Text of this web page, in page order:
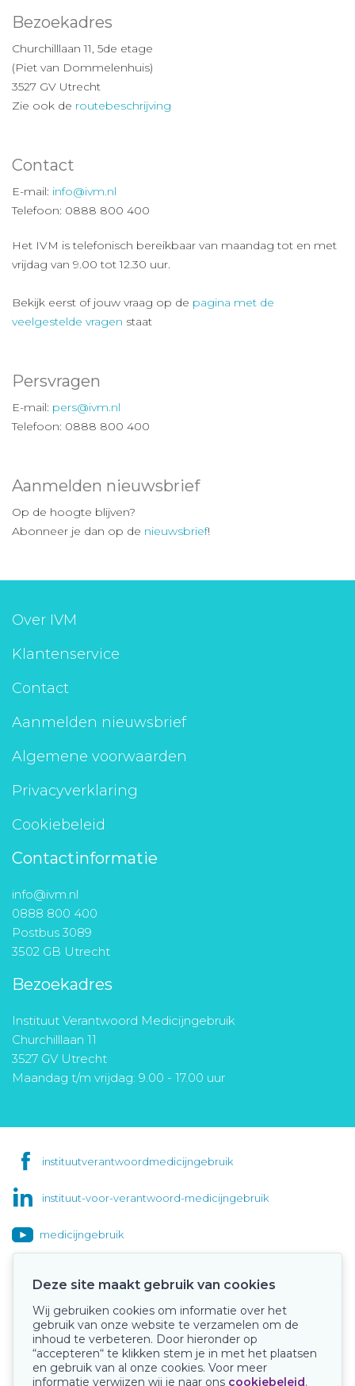
Bezoekadres
Churchilllaan 11, 5de etage
(Piet van Dommelenhuis)
3527 GV Utrecht
Zie ook de routebeschrijving
Contact
E-mail: info@ivm.nl
Telefoon: 0888 800 400
Het IVM is telefonisch bereikbaar van maandag tot en met
vrijdag van 9.00 tot 12.30 uur.
Bekijk eerst of jouw vraag op de pagina met de
veelgestelde vragen staat
Persvragen
E-mail: pers@ivm.nl
Telefoon: 0888 800 400
Aanmelden nieuwsbrief
Op de hoogte blijven?
Abonneer je dan op de nieuwsbrief!
Over IVM
Klantenservice
Contact
Aanmelden nieuwsbrief
Algemene voorwaarden
Privacyverklaring
Cookiebeleid
Contactinformatie
info@ivm.nl
0888 800 400
Postbus 3089
3502 GB Utrecht
Bezoekadres
Instituut Verantwoord Medicijngebruik
Churchilllaan 11
3527 GV Utrecht
Maandag t/m vrijdag: 9.00 - 17.00 uur
instituutverantwoordmedicijngebruik
instituut-voor-verantwoord-medicijngebruik
medicijngebruik
Onze keurmerken
Deze site maakt gebruik van cookies
Wij gebruiken cookies om informatie over het
gebruik van onze website te verzamelen om de
inhoud te verbeteren. Door hieronder op
“accepteren“ te klikken stem je in met het plaatsen
en gebruik van al onze cookies. Voor meer
informatie verwijzen wij je naar ons cookiebeleid.